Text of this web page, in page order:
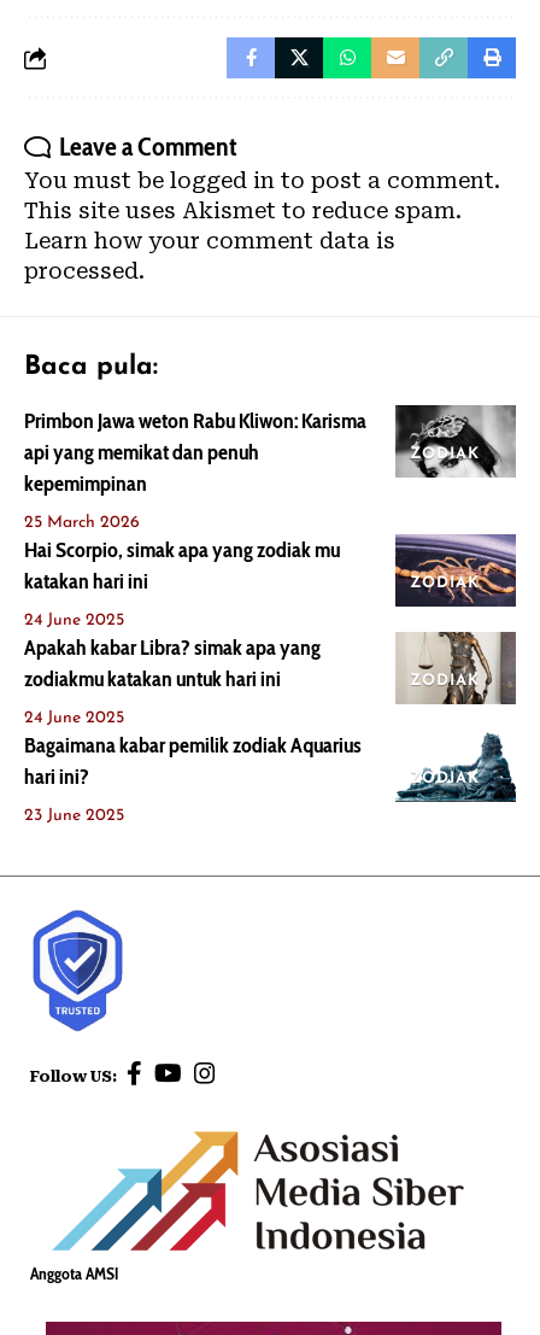
Leave a Comment
You must be logged in to post a comment.
This site uses Akismet to reduce spam.
Learn how your comment data is
processed.
Baca pula:
ZODIAK
Primbon Jawa weton Rabu Kliwon: Karisma
api yang memikat dan penuh
kepemimpinan
25 March 2026
ZODIAK
Hai Scorpio, simak apa yang zodiak mu
katakan hari ini
24 June 2025
ZODIAK
Apakah kabar Libra? simak apa yang
zodiakmu katakan untuk hari ini
24 June 2025
ZODIAK
Bagaimana kabar pemilik zodiak Aquarius
hari ini?
23 June 2025
Follow US:
Anggota AMSI